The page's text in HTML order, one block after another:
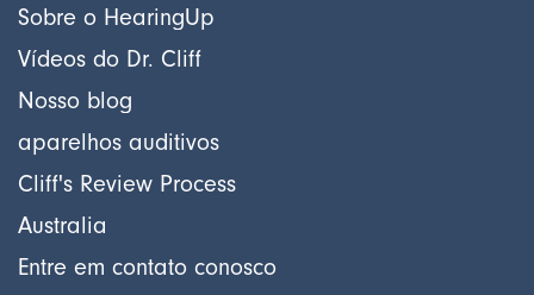
Sobre o HearingUp
Vídeos do Dr. Cliff
Nosso blog
aparelhos auditivos
Cliff's Review Process
Australia
Entre em contato conosco